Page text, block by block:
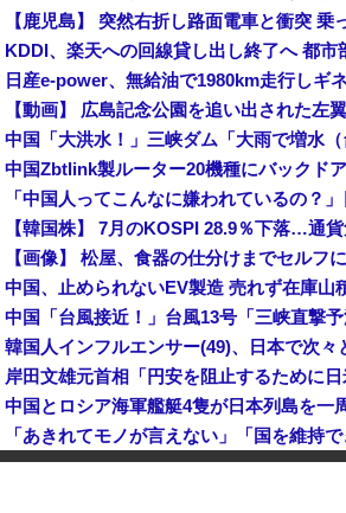
KDDI、楽天への回線貸し出し終了へ 都市
【画像】 松屋、食器の仕分けまでセルフに